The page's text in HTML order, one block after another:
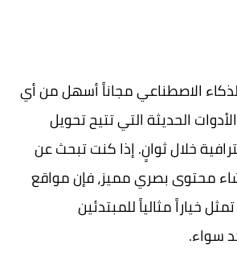
الاصطناعي مجاناً أسهل من أي
الحديثة التي تتيح تحويل
خلال ثوانٍ. إذا كنت تبحث عن
محتوى بصري مميز، فإن مواقع
خياراً مثالياً للمبتدئين
سواء.